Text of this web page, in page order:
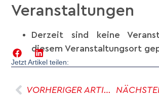
Veranstaltungen
Derzeit sind keine
diesem Veranstaltungsort
Jetzt Artikel teilen:
VORHERIGER ARTIKEL